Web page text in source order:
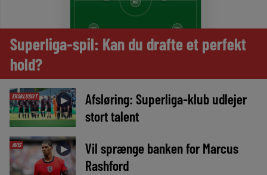
Superliga-spil: Kan du drafte et perfekt
hold?
EKSKLUSIVT ►
Afsløring: Superliga-klub udlejer
stort talent
AVIS ►
Vil sprænge banken for Marcus
Rashford